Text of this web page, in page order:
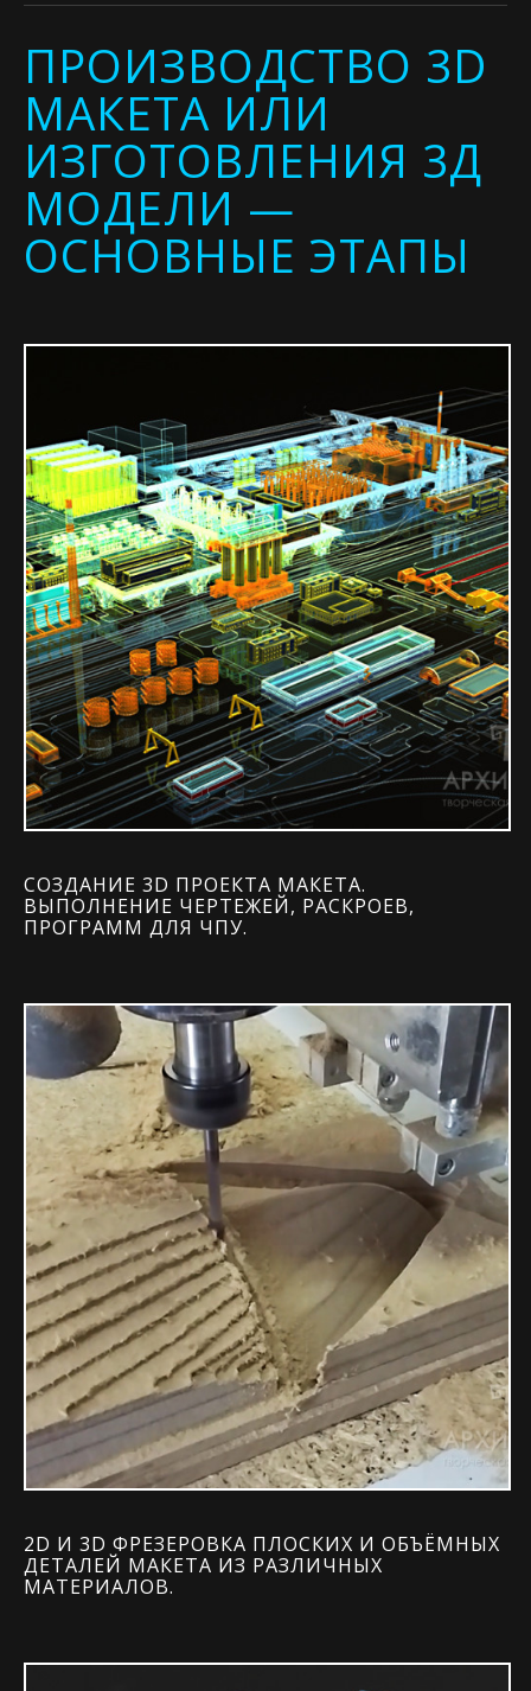
ПРОИЗВОДСТВО 3D
МАКЕТА ИЛИ
ИЗГОТОВЛЕНИЯ 3Д
МОДЕЛИ —
ОСНОВНЫЕ ЭТАПЫ
СОЗДАНИЕ 3D ПРОЕКТА МАКЕТА.
ВЫПОЛНЕНИЕ ЧЕРТЕЖЕЙ, РАСКРОЕВ,
ПРОГРАММ ДЛЯ ЧПУ.
2D И 3D ФРЕЗЕРОВКА ПЛОСКИХ И ОБЪЁМНЫХ
ДЕТАЛЕЙ МАКЕТА ИЗ РАЗЛИЧНЫХ
МАТЕРИАЛОВ.